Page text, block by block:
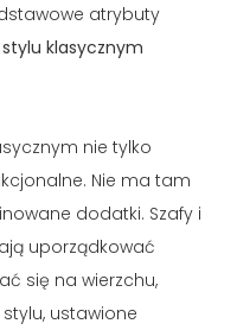
atrybuty
klasycznym
nie tylko
Nie ma tam
dodatki. Szafy i
uporządkować
się na wierzchu,
ustawione